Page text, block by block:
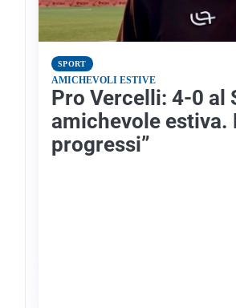
SPORT
AMICHEVOLI ESTIVE
Pro Vercelli: 4-0 al
amichevole estiva.
progressi”